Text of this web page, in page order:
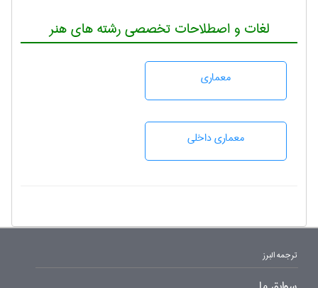
لغات و اصطلاحات تخصصی رشته های هنر
معماری
معماری داخلی
ترجمه البرز